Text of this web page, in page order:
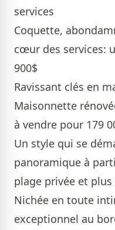
services
Coquette,
cœur des services:
900$
Ravissant clés en
Maisonnette
à vendre pour 179
Un style qui se
panoramique à
plage privée et plus
Nichée en toute
exceptionnel au